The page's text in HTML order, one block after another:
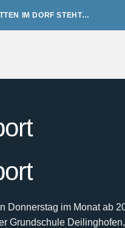
IM DORF STEHT…
Donnerstag im Monat ab
Grundschule